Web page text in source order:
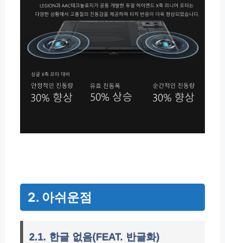
2. 아쉬운점
2.1. 한글 없음(FEAT. 반글화)